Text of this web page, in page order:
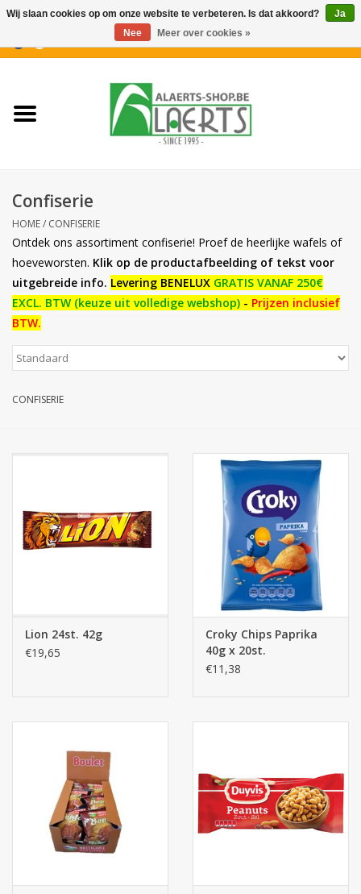
Nieuwigheden
Confiserie
Dranken
Aperitiefkoekjes
Botanicals
Cleaning-producten
Sinterklaassnoep
Confiserie
HOME/ CONFISERIE
Ontdek ons assortiment confiserie! Proef de heerlijke wafels of
hoeveworsten. Klik op de productafbeelding of tekst voor
uitgebreide info. Levering BENELUX GRATIS VANAF 250€
EXCL. BTW (keuze uit volledige webshop) - Prijzen inclusief
BTW.
CONFISERIE
Lion 24st. 42g
€19,65
Croky Chips Paprika
40g x 20st.
€11,38
Wij slaan cookies op om onze website te verbeteren. Is dat akkoord?
Ja
Nee
Meer over cookies »